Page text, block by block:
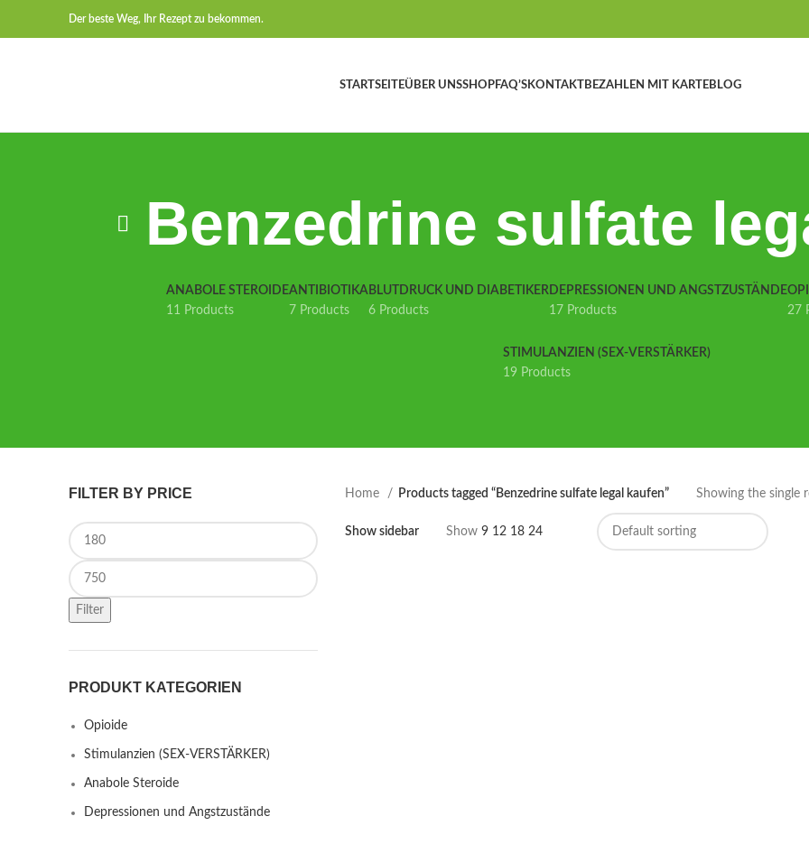
Der beste Weg, Ihr Rezept zu bekommen.
STARTSEITEÜBER UNSSHOPFAQ’SKONTAKTBEZAHLEN MIT KARTEBLOG
Benzedrine sulfate
ANABOLE STEROIDE
11 Products
ANTIBIOTIKA
7 Products
BLUTDRUCK UND DIABETIKER
6 Products
DEPRESSIONEN UND ANGSTZUSTÄNDE
17 Products
27
STIMULANZIEN (SEX-VERSTÄRKER)
19 Products
FILTER BY PRICE
Min price
Max price
Filter
PRODUKT KATEGORIEN
Opioide
Stimulanzien (SEX-VERSTÄRKER)
Anabole Steroide
Depressionen und Angstzustände
Home Products tagged “Benzedrine sulfate legal kaufen” Showing the single
Show sidebar Show 9 12 18 24